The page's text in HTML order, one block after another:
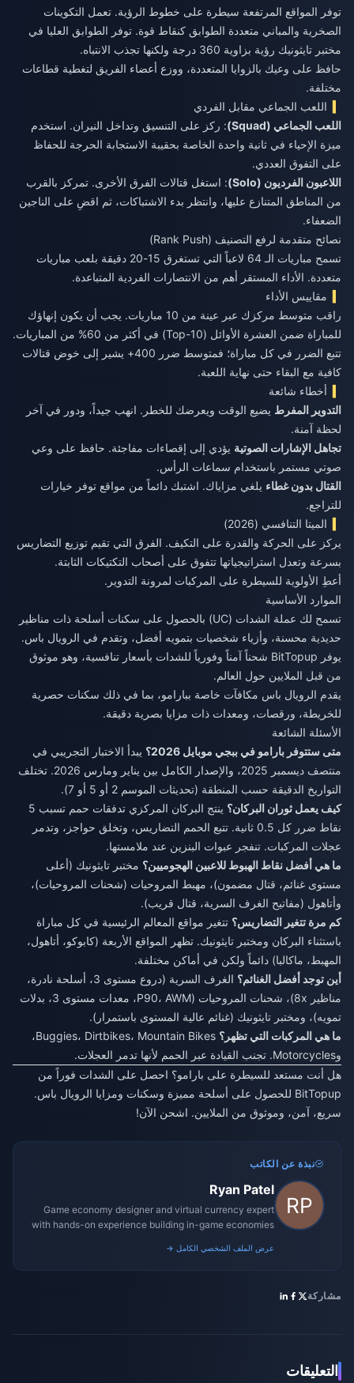
توفر المواقع المرتفعة سيطرة على خطوط الرؤية. تعمل التكوينات
الصخرية والمباني متعددة الطوابق كنقاط قوة. توفر الطوابق العليا في
مختبر تايثونيك رؤية بزاوية 360 درجة ولكنها تجذب الانتباه.
حافظ على وعيك بالزوايا المتعددة، ووزع أعضاء الفريق لتغطية قطاعات
مختلفة.
اللعب الجماعي مقابل الفردي
اللعب الجماعي (Squad)
: ركز على التنسيق وتداخل النيران. استخدم
ميزة الإحياء في ثانية واحدة الخاصة بحقيبة الاستجابة الحرجة للحفاظ
على التفوق العددي.
اللاعبون الفرديون (Solo)
: استغل قتالات الفرق الأخرى. تمركز بالقرب
من المناطق المتنازع عليها، وانتظر بدء الاشتباكات، ثم اقضِ على الناجين
الضعفاء.
نصائح متقدمة لرفع التصنيف (Rank Push)
تسمح مباريات الـ 64 لاعباً التي تستغرق 15-20 دقيقة بلعب مباريات
متعددة. الأداء المستقر أهم من الانتصارات الفردية المتباعدة.
مقاييس الأداء
راقب متوسط مركزك عبر عينة من 10 مباريات. يجب أن يكون إنهاؤك
للمباراة ضمن العشرة الأوائل (Top-10) في أكثر من 60% من المباريات.
تتبع الضرر في كل مباراة؛ فمتوسط ضرر 400+ يشير إلى خوض قتالات
كافية مع البقاء حتى نهاية اللعبة.
أخطاء شائعة
التدوير المفرط يضيع الوقت ويعرضك للخطر. انهب جيداً، ودور في آخر
لحظة آمنة.
تجاهل الإشارات الصوتية يؤدي إلى إقصاءات مفاجئة. حافظ على وعي
صوتي مستمر باستخدام سماعات الرأس.
القتال بدون غطاء يلغي مزاياك. اشتبك دائماً من مواقع توفر خيارات
للتراجع.
الميتا التنافسي (2026)
يركز على الحركة والقدرة على التكيف. الفرق التي تقيم توزيع التضاريس
بسرعة وتعدل استراتيجياتها تتفوق على أصحاب التكتيكات الثابتة.
أعطِ الأولوية للسيطرة على المركبات لمرونة التدوير.
الموارد الأساسية
تسمح لك عملة الشدات (UC) بالحصول على سكنات أسلحة ذات مناظير
حديدية محسنة، وأزياء شخصيات بتمويه أفضل، وتقدم في الرويال باس.
يوفر BitTopup شحناً آمناً وفورياً للشدات بأسعار تنافسية، وهو موثوق
من قبل الملايين حول العالم.
يقدم الرويال باس مكافآت خاصة ببارامو، بما في ذلك سكنات حصرية
للخريطة، ورقصات، ومعدات ذات مزايا بصرية دقيقة.
الأسئلة الشائعة
متى ستتوفر بارامو في ببجي موبايل 2026؟
يبدأ الاختبار التجريبي في
منتصف ديسمبر 2025، والإصدار الكامل بين يناير ومارس 2026. تختلف
التواريخ الدقيقة حسب المنطقة (تحديثات الموسم 2 أو 5 أو 7).
كيف يعمل ثوران البركان؟
ينتج البركان المركزي تدفقات حمم تسبب 5
نقاط ضرر كل 0.5 ثانية. تتبع الحمم التضاريس، وتخلق حواجز، وتدمر
عجلات المركبات. تنفجر عبوات البنزين عند ملامستها.
ما هي أفضل نقاط الهبوط للاعبين الهجوميين؟ مختبر تايثونيك (أعلى
مستوى غنائم، قتال مضمون)، مهبط المروحيات (شحنات المروحيات)،
وأتاهول (مفاتيح الغرف السرية، قتال قريب).
كم مرة تتغير التضاريس؟ تتغير مواقع المعالم الرئيسية في كل مباراة
باستثناء البركان ومختبر تايثونيك. تظهر المواقع الأربعة (كابوكو، أتاهول،
المهبط، ماكالبا) دائماً ولكن في أماكن مختلفة.
أين توجد أفضل الغنائم؟
الغرف السرية (دروع مستوى 3، أسلحة نادرة،
مناظير 8x)، شحنات المروحيات (P90، AWM، معدات مستوى 3، بدلات
تمويه)، ومختبر تايثونيك (غنائم عالية المستوى باستمرار).
ما هي المركبات التي تظهر؟
Buggies، Dirtbikes، Mountain Bikes،
وMotorcycles. تجنب القيادة عبر الحمم لأنها تدمر العجلات.
هل أنت مستعد للسيطرة على بارامو؟ احصل على الشدات فوراً من
BitTopup للحصول على أسلحة مميزة وسكنات ومزايا الرويال باس.
سريع، آمن، وموثوق من الملايين. اشحن الآن!
نبذة عن الكاتب
Ryan Patel
Game economy designer and virtual currency expert
with hands-on experience building in-game economies
عرض الملف الشخصي الكامل →
مشاركة
التعليقات